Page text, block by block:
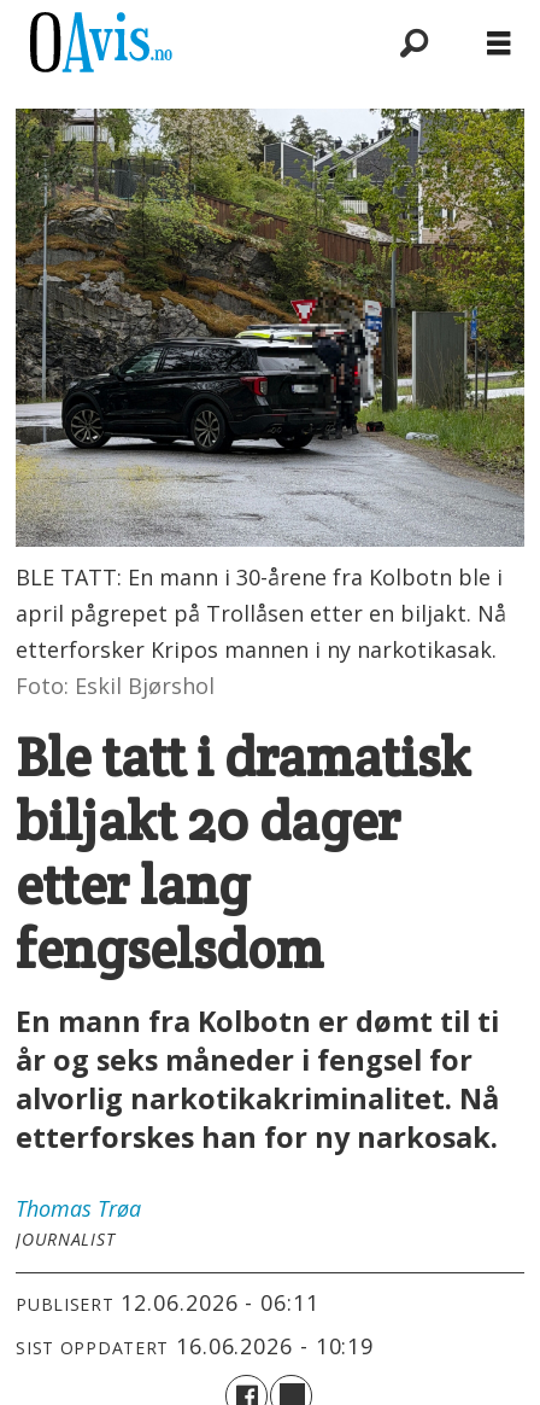
BLE TATT: En mann i 30-årene fra Kolbotn ble i
april pågrepet på Trollåsen etter en biljakt. Nå
etterforsker Kripos mannen i ny narkotikasak.
Foto: Eskil Bjørshol
Ble tatt i dramatisk
biljakt 20 dager
etter lang
fengselsdom
En mann fra Kolbotn er dømt til ti
år og seks måneder i fengsel for
alvorlig narkotikakriminalitet. Nå
etterforskes han for ny narkosak.
Thomas Trøa
JOURNALIST
PUBLISERT 12.06.2026 - 06:11
SIST OPPDATERT 16.06.2026 - 10:19